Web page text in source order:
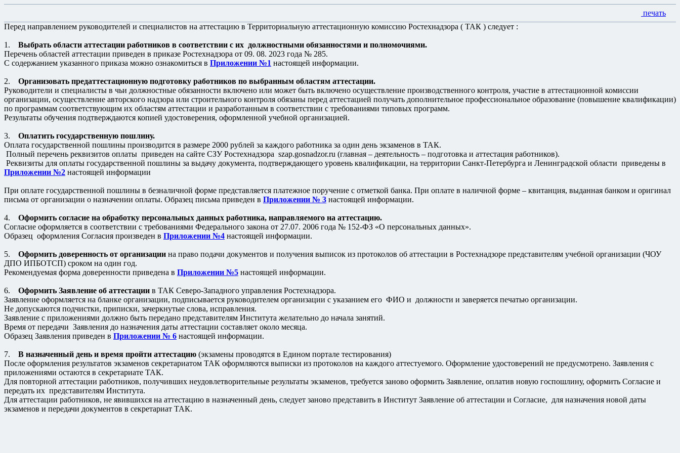
печать
Перед направлением руководителей и специалистов на аттестацию в Территориальную аттестационную комиссию Ростехнадзора ( ТАК ) следует :
1. Выбрать области аттестации работников в соответствии с их должностными обязанностями и полномочиями.
Перечень областей аттестации приведен в приказе Ростехнадзора от 09. 08. 2023 года № 285.
С содержанием указанного приказа можно ознакомиться в Приложении №1 настоящей информации.
2. Организовать предаттестационную подготовку работников по выбранным областям аттестации.
Руководители и специалисты в чьи должностные обязанности включено или может быть включено осуществление производственного контроля, участие в аттестационной комиссии
организации, осуществление авторского надзора или строительного контроля обязаны перед аттестацией получать дополнительное профессиональное образование (повышение квалификации)
по программам соответствующим их областям аттестации и разработанным в соответствии с требованиями типовых программ.
Результаты обучения подтверждаются копией удостоверения, оформленной учебной организацией.
3. Оплатить государственную пошлину.
Оплата государственной пошлины производится в размере 2000 рублей за каждого работника за один день экзаменов в ТАК.
Полный перечень реквизитов оплаты приведен на сайте СЗУ Ростехнадзора szap.gosnadzor.ru (главная – деятельность – подготовка и аттестация работников).
Реквизиты для оплаты государственной пошлины за выдачу документа, подтверждающего уровень квалификации, на территории Санкт-Петербурга и Ленинградской области приведены в
Приложении №2 настоящей информации
При оплате государственной пошлины в безналичной форме представляется платежное поручение с отметкой банка. При оплате в наличной форме – квитанция, выданная банком и оригинал
письма от организации о назначении оплаты. Образец письма приведен в Приложении № 3 настоящей информации.
4. Оформить согласие на обработку персональных данных работника, направляемого на аттестацию.
Согласие оформляется в соответствии с требованиями Федерального закона от 27.07. 2006 года № 152-ФЗ «О персональных данных».
Образец оформления Согласия произведен в Приложении №4 настоящей информации.
5. Оформить доверенность от организации на право подачи документов и получения выписок из протоколов об аттестации в Ростехнадзоре представителям учебной организации (ЧОУ
ДПО ИПБОТСП) сроком на один год.
Рекомендуемая форма доверенности приведена в Приложении №5 настоящей информации.
6. Оформить Заявление об аттестации в ТАК Северо-Западного управления Ростехнадзора.
Заявление оформляется на бланке организации, подписывается руководителем организации с указанием его ФИО и должности и заверяется печатью организации.
Не допускаются подчистки, приписки, зачеркнутые слова, исправления.
Заявление с приложениями должно быть передано представителям Института желательно до начала занятий.
Время от передачи Заявления до назначения даты аттестации составляет около месяца.
Образец Заявления приведен в Приложении № 6 настоящей информации.
7. В назначенный день и время пройти аттестацию (экзамены проводятся в Едином портале тестирования)
После оформления результатов экзаменов секретариатом ТАК оформляются выписки из протоколов на каждого аттестуемого. Оформление удостоверений не предусмотрено. Заявления с
приложениями остаются в секретариате ТАК.
Для повторной аттестации работников, получивших неудовлетворительные результаты экзаменов, требуется заново оформить Заявление, оплатив новую госпошлину, оформить Согласие и
передать их представителям Института.
Для аттестации работников, не явившихся на аттестацию в назначенный день, следует заново представить в Институт Заявление об аттестации и Согласие, для назначения новой даты
экзаменов и передачи документов в секретариат ТАК.